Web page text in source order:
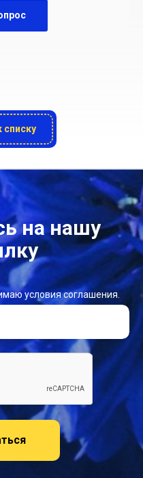
списку
на нашу
условия соглашения.